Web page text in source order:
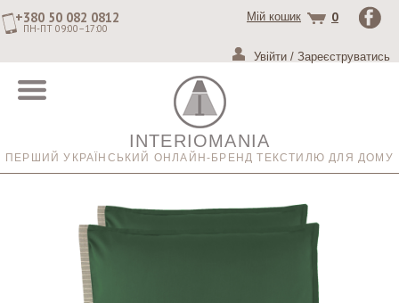
+380 50 082 0812
ПН-ПТ 09:00–17:00
Мій кошик 0
Увійти / Зареєструватись
INTERIOMANIA
ПЕРШИЙ УКРАЇНСЬКИЙ ОНЛАЙН-БРЕНД ТЕКСТИЛЮ ДЛЯ ДОМУ